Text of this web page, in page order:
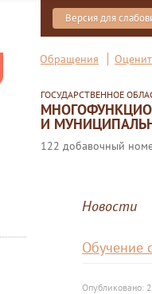
Версия для
Обращения
ГОСУДАРСТВЕННОЕ
И
122 добавочный
Новости
Обучение
Опубликовано: